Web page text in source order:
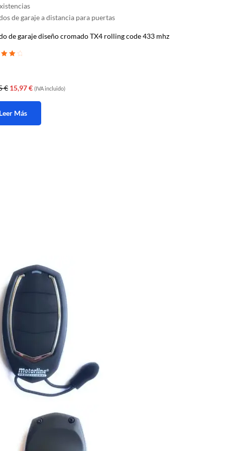
de garaje a distancia para puertas
de garaje diseño cromado TX4 rolling code 433 mhz
€ El
precio
original
era:
15,97€El
precio
es:
(IVA incluido)
Más